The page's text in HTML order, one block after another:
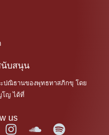
บสนุน
ปณิธานของพุทธทาสภิกขุ โดย
โญ ได้ที่
us